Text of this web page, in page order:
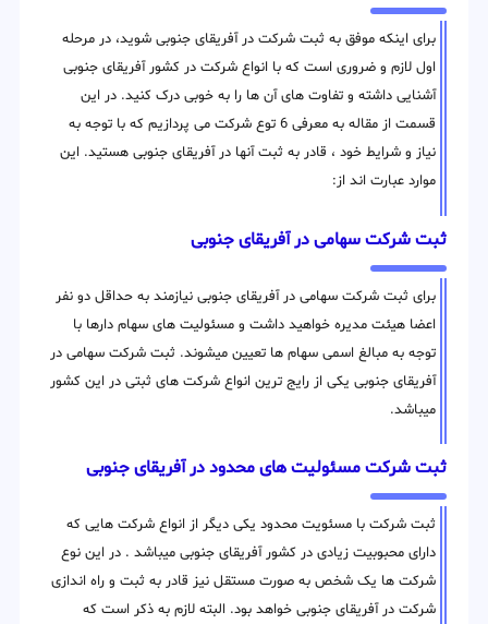
برای اینکه موفق به ثبت شرکت در آفریقای جنوبی شوید، در مرحله
اول لازم و ضروری است که با انواع شرکت در کشور آفریقای جنوبی
آشنایی داشته و تفاوت های آن ها را به خوبی درک کنید. در این
قسمت از مقاله به معرفی 6 توع شرکت می پردازیم که با توجه به
نیاز و شرایط خود ، قادر به ثبت آنها در آفریقای جنوبی هستید. این
موارد عبارت اند از:
ثبت شرکت سهامی در آفریقای جنوبی
برای ثبت شرکت سهامی در آفریقای جنوبی نیازمند به حداقل دو نفر
اعضا هیئت مدیره خواهید داشت و مسئولیت های سهام دارها با
توجه به مبالغ اسمی سهام ها تعیین میشوند. ثبت شرکت سهامی در
آفریقای جنوبی یکی از رایج ترین انواع شرکت های ثبتی در این کشور
میباشد.
ثبت شرکت مسئولیت های محدود در آفریقای جنوبی
ثبت شرکت با مسئویت محدود یکی دیگر از انواع شرکت هایی که
دارای محبوبیت زیادی در کشور آفریقای جنوبی میباشد . در این نوع
شرکت ها یک شخص به صورت مستقل نیز قادر به ثبت و راه اندازی
شرکت در آفریقای جنوبی خواهد بود. البته لازم به ذکر است که